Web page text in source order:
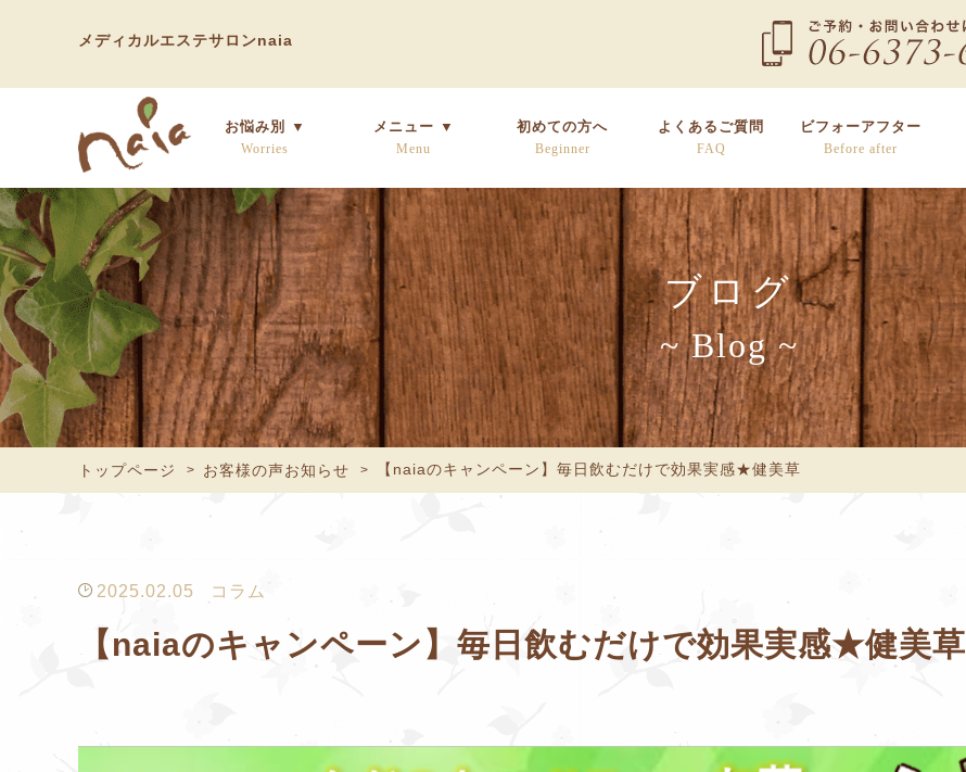
メディカルエステサロンnaia
お悩み別 ▼
Worries
メニュー ▼
Menu
初めての方へ
Beginner
よくあるご質問
FAQ
ビフォーアフター
Before after
ブログ
~ Blog ~
トップページ お客様の声お知らせ 【naiaのキャンペーン】毎日飲むだけで効果実感★健美草
2025.02.05 コラム
【naiaのキャンペーン】毎日飲むだけで効果実感★健美草